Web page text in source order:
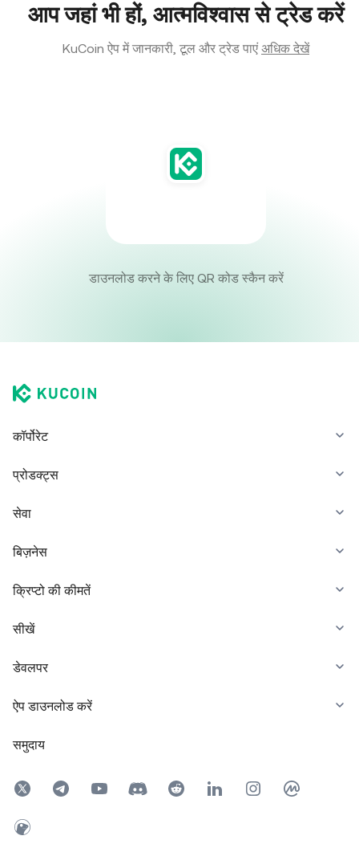
आप जहां भी हों, आत्मविश्वास से ट्रेड करें
KuCoin ऐप में जानकारी, टूल और ट्रेड पाएं अधिक देखें
डाउनलोड करने के लिए QR कोड स्कैन करें
कॉर्पोरेट
प्रोडक्ट्स
सेवा
बिज़नेस
क्रिप्टो की कीमतें
सीखें
डेवलपर
ऐप डाउनलोड करें
समुदाय